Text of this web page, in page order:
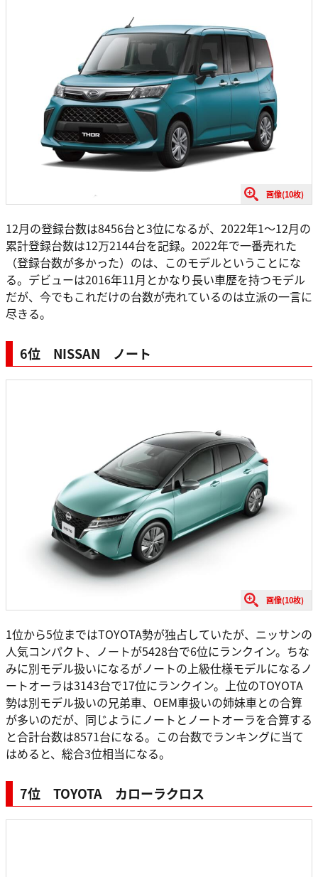
画像(10枚)
12月の登録台数は8456台と3位になるが、2022年1〜12月の
累計登録台数は12万2144台を記録。2022年で一番売れた
（登録台数が多かった）のは、このモデルということにな
る。デビューは2016年11月とかなり長い車歴を持つモデル
だが、今でもこれだけの台数が売れているのは立派の一言に
尽きる。
6位 NISSAN ノート
画像(10枚)
1位から5位まではTOYOTA勢が独占していたが、ニッサンの
人気コンパクト、ノートが5428台で6位にランクイン。ちな
みに別モデル扱いになるがノートの上級仕様モデルになるノ
ートオーラは3143台で17位にランクイン。上位のTOYOTA
勢は別モデル扱いの兄弟車、OEM車扱いの姉妹車との合算
が多いのだが、同じようにノートとノートオーラを合算する
と合計台数は8571台になる。この台数でランキングに当て
はめると、総合3位相当になる。
7位 TOYOTA カローラクロス